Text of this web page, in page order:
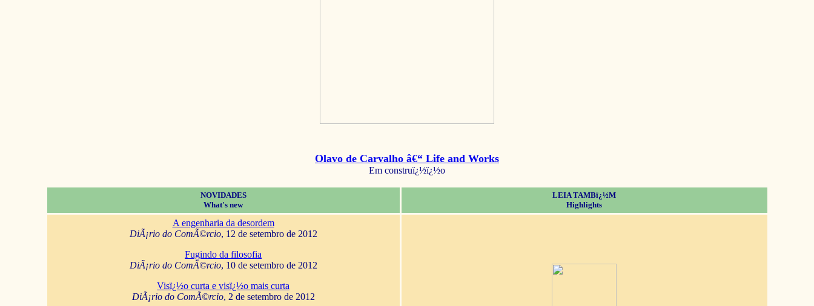
Olavo de Carvalho â€“ Life and Works
Em construï¿½ï¿½o
NOVIDADES
What's new
LEIA TAMBï¿½M
Highlights
A engenharia da desordem
DiÃ¡rio do ComÃ©rcio, 12 de setembro de 2012
Fugindo da filosofia
DiÃ¡rio do ComÃ©rcio, 10 de setembro de 2012
Visï¿½o curta e visï¿½o mais curta
DiÃ¡rio do ComÃ©rcio, 2 de setembro de 2012